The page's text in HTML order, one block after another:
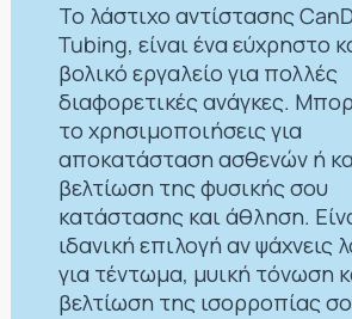
Το λάστιχο αντίστασης
Tubing, είναι ένα εύχρηστο
βολικό εργαλείο για πολλές
διαφορετικές ανάγκες.
το χρησιμοποιήσεις για
αποκατάσταση ασθενών ή
βελτίωση της φυσικής σου
κατάστασης και άθληση.
ιδανική επιλογή αν ψάχνεις
για τέντωμα, μυική τόνωση
βελτίωση της ισορροπίας